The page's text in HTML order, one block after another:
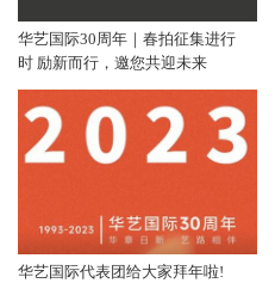
华艺国际30周年｜春拍征集进行
时 励新而行，邀您共迎未来
华艺国际代表团给大家拜年啦!